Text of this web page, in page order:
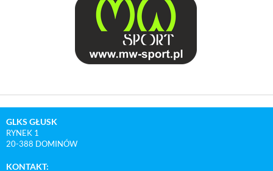
GLKS GŁUSK
RYNEK 1
20-388 DOMINÓW
KONTAKT: